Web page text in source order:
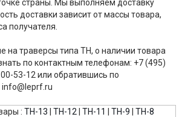
страны. Мы выполняем доставку
доставки зависит от массы товара,
получателя.
на траверсы типа ТН, о наличии товара
по контактным телефонам: +7 (495)
53-12 или обратившись по
info@leprf.ru
: TH-13 TH-12 TH-11 TH-9 TH-8